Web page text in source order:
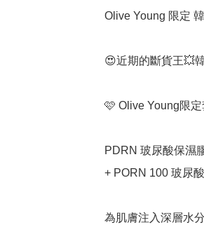
Olive Young 限定
😍近期的斷貨王💥
🩷 Olive Young限定
PDRN 玻尿酸保濕
+ PORN 100 玻尿
為肌膚注入深層水